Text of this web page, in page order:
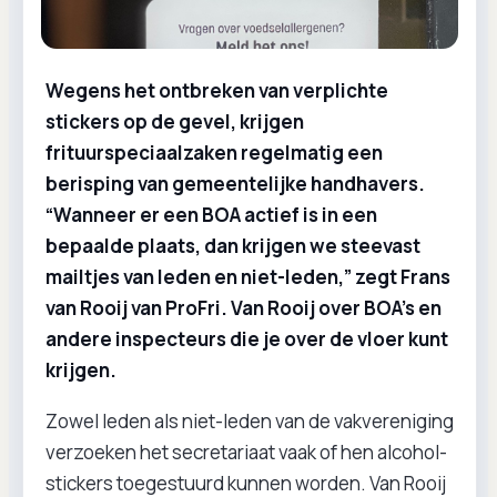
Wegens het ontbreken van verplichte
stickers op de gevel, krijgen
frituurspeciaalzaken regelmatig een
berisping van gemeentelijke handhavers.
“Wanneer er een BOA actief is in een
bepaalde plaats, dan krijgen we steevast
mailtjes van leden en niet-leden,” zegt Frans
van Rooij van ProFri. Van Rooij over BOA's en
andere inspecteurs die je over de vloer kunt
krijgen.
Zowel leden als niet-leden van de vakvereniging
verzoeken het secretariaat vaak of hen alcohol-
stickers toegestuurd kunnen worden. Van Rooij